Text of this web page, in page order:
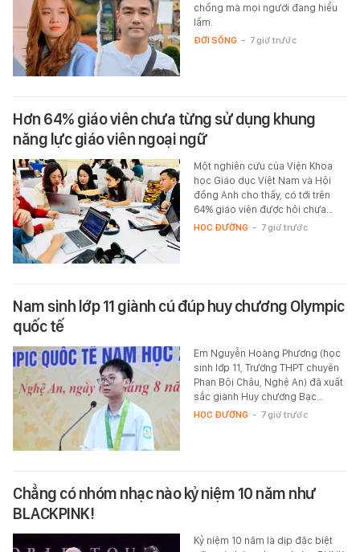
chồng mà mọi người đang hiểu
lầm.
ĐỜI SỐNG - 7 giờ trước
Hơn 64% giáo viên chưa từng sử dụng khung
năng lực giáo viên ngoại ngữ
Một nghiên cứu của Viện Khoa
học Giáo dục Việt Nam và Hội
đồng Anh cho thấy, có tới trên
64% giáo viên được hỏi chưa…
HỌC ĐƯỜNG - 7 giờ trước
Nam sinh lớp 11 giành cú đúp huy chương Olympic
quốc tế
Em Nguyễn Hoàng Phương (học
sinh lớp 11, Trường THPT chuyên
Phan Bội Châu, Nghệ An) đã xuất
sắc giành Huy chương Bạc…
HỌC ĐƯỜNG - 7 giờ trước
Chẳng có nhóm nhạc nào kỷ niệm 10 năm như
BLACKPINK!
Kỷ niệm 10 năm là dịp đặc biệt